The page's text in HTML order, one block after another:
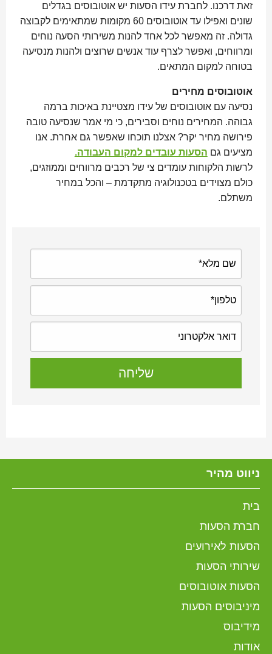
זאת דרכנו. לחברת עידו הסעות יש אוטובוסים בגדלים
שונים ואפילו עד אוטובוסים 60 מקומות שמתאימים לקבוצה
גדולה. זה מאפשר לכל אחד להנות משירותי הסעה נוחים
ומרווחים, ואפשר לצרף עוד אנשים שרוצים ולהנות מנסיעה
בטוחה למקום המתאים.
אוטובוסים מחירים
נסיעה עם אוטובוסים של עידו מצטיינת באיכות ברמה
גבוהה. המחירים נוחים וסבירים, כי מי אמר שנסיעה טובה
פירושה מחיר יקר? אצלנו תוכחו שאפשר גם אחרת. אנו
מציעים גם הסעות עובדים למקום העבודה.
לרשות הלקוחות עומדים צי של רכבים מרווחים וממוזגים,
כולם מצוידים בטכנולוגיה מתקדמת – והכל במחיר
משתלם.
ניווט מהיר
בית
חברת הסעות
הסעות לאירועים
שירותי הסעות
הסעות אוטובוסים
מיניבוסים הסעות
מידיבוס
אודות